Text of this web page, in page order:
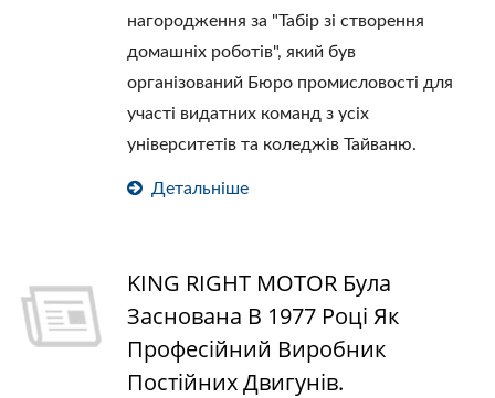
нагородження за "Табір зі створення
домашніх роботів", який був
організований Бюро промисловості для
участі видатних команд з усіх
університетів та коледжів Тайваню.
Детальніше
KING RIGHT MOTOR Була
Заснована В 1977 Році Як
Професійний Виробник
Постійних Двигунів.